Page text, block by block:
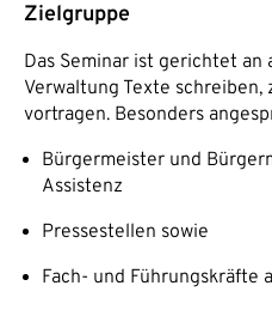
Zielgruppe
Das Seminar ist gerichtet
Verwaltung Texte schreiben,
vortragen. Besonders
Bürgermeister und
Assistenz
Pressestellen sowie
Fach- und Führungskräfte